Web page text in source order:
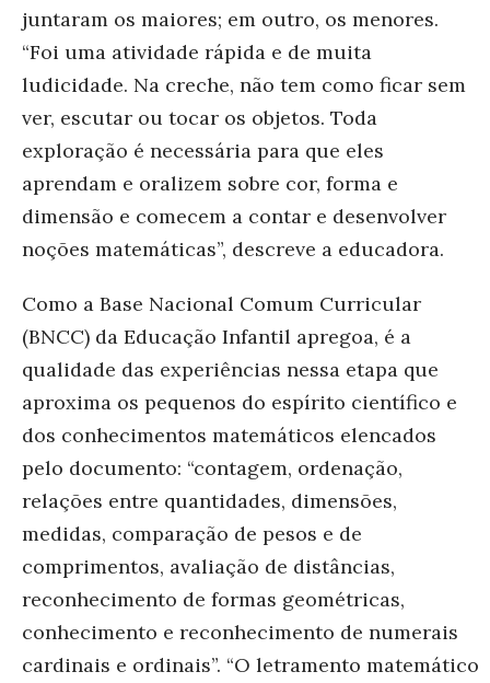
juntaram os maiores; em outro, os menores.
“Foi uma atividade rápida e de muita
ludicidade. Na creche, não tem como ficar sem
ver, escutar ou tocar os objetos. Toda
exploração é necessária para que eles
aprendam e oralizem sobre cor, forma e
dimensão e comecem a contar e desenvolver
noções matemáticas”, descreve a educadora.
Como a Base Nacional Comum Curricular
(BNCC) da Educação Infantil apregoa, é a
qualidade das experiências nessa etapa que
aproxima os pequenos do espírito científico e
dos conhecimentos matemáticos elencados
pelo documento: “contagem, ordenação,
relações entre quantidades, dimensões,
medidas, comparação de pesos e de
comprimentos, avaliação de distâncias,
reconhecimento de formas geométricas,
conhecimento e reconhecimento de numerais
cardinais e ordinais”. “O letramento matemático